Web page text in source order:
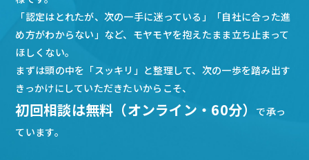
「認定はとれたが、次の一手に迷っている」「自社に合った進
め方がわからない」など、モヤモヤを抱えたまま立ち止まって
ほしくない。
まずは頭の中を「スッキリ」と整理して、次の一歩を踏み出す
きっかけにしていただきたいからこそ、
初回相談は無料（オンライン・60分）
で承っ
ています。